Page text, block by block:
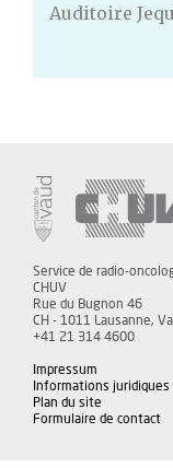
Auditoire
Service de radio-
CHUV
Rue du Bugnon 46
CH - 1011 Lausanne,
+41 21 314 4600
Impressum
Informations juridiques
Plan du site
Formulaire de contact